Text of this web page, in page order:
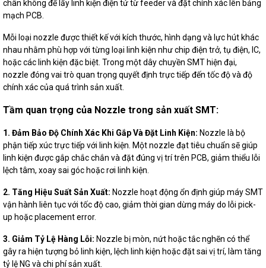
chân không để lấy linh kiện điện tử từ feeder và đặt chính xác lên bảng
mạch PCB.
Mỗi loại nozzle được thiết kế với kích thước, hình dạng và lực hút khác
nhau nhằm phù hợp với từng loại linh kiện như chip điện trở, tụ điện, IC,
hoặc các linh kiện đặc biệt. Trong một dây chuyền SMT hiện đại,
nozzle đóng vai trò quan trọng quyết định trực tiếp đến tốc độ và độ
chính xác của quá trình sản xuất.
Tầm quan trọng của Nozzle trong sản xuất SMT:
1. Đảm Bảo Độ Chính Xác Khi Gắp Và Đặt Linh Kiện: Nozzle là bộ
phận tiếp xúc trực tiếp với linh kiện. Một nozzle đạt tiêu chuẩn sẽ giúp
linh kiện được gắp chắc chắn và đặt đúng vị trí trên PCB, giảm thiểu lỗi
lệch tâm, xoay sai góc hoặc rơi linh kiện.
2. Tăng Hiệu Suất Sản Xuất: Nozzle hoạt động ổn định giúp máy SMT
vận hành liên tục với tốc độ cao, giảm thời gian dừng máy do lỗi pick-
up hoặc placement error.
3. Giảm Tỷ Lệ Hàng Lỗi: Nozzle bị mòn, nứt hoặc tắc nghẽn có thể
gây ra hiện tượng bỏ linh kiện, lệch linh kiện hoặc đặt sai vị trí, làm tăng
tỷ lệ NG và chi phí sản xuất.